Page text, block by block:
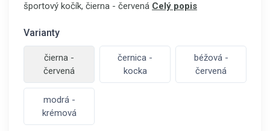
športový kočík, čierna - červená Celý popis
Varianty
čierna -
červená
černica -
kocka
béžová -
červená
modrá -
krémová